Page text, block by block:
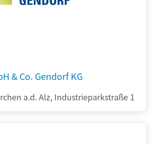
& Co. Gendorf KG
a.d. Alz, Industrieparkstraße 1